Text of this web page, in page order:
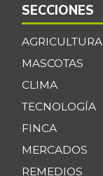
SECCIONES
AGRICULTURA
MASCOTAS
CLIMA
TECNOLOGÍA
FINCA
MERCADOS
REMEDIOS